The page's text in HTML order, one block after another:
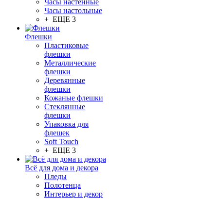
Часы настенные
Часы настольные
+ ЕЩЕ 3
Флешки
Пластиковые
флешки
Металлические
флешки
Деревянные
флешки
Кожаные флешки
Стеклянные
флешки
Упаковка для
флешек
Soft Touch
+ ЕЩЕ 3
Всё для дома и декора
Пледы
Полотенца
Интерьер и декор